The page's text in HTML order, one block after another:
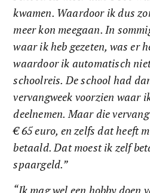
kwamen. Waardoor ik dus
meer kon meegaan. In
waar ik heb gezeten, was er
waardoor ik automatisch
schoolreis. De school had
vervangweek voorzien waar
deelnemen. Maar die
€ 65 euro, en zelfs dat heeft
betaald. Dat moest ik zelf
spaargeld.”
“Ik mag wel een hobby doen